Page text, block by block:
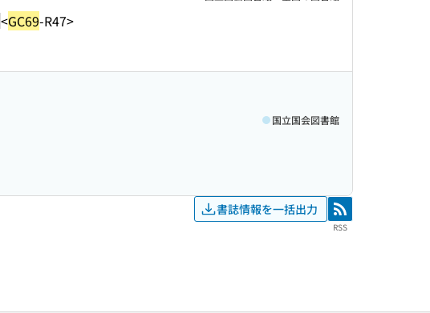
<GC69-R47>
国立国会図書館
書誌情報を一括出力 RSS
RSS